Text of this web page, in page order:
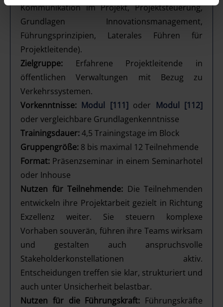
Kommunikation im Projekt, Projektsteuerung,
Grundlagen Innovationsmanagement,
Führungsprinzipien, Laterales Führen für
Projektleitende).
Zielgruppe: Erfahrene Projektleitende in
öffentlichen Verwaltungen mit Bezug zu
Verkehrssystemen.
Vorkenntnisse: Modul [111]oder Modul [112]
oder vergleichbare Grundlagenkenntnisse
Trainingsdauer:4,5 Trainingstage im Block
Gruppengröße: 8 bis maximal 12 Teilnehmende
Format: Präsenzseminar in einem Seminarhotel
oder Inhouse
Nutzen für Teilnehmende: Die Teilnehmenden
entwickeln ihre Projektarbeit gezielt in Richtung
Exzellenz weiter. Sie steuern komplexe
Vorhaben souverän, führen ihre Teams wirksam
und gestalten auch anspruchsvolle
Stakeholderkonstellationen aktiv.
Entscheidungen treffen sie klar, strukturiert und
auch unter Unsicherheit belastbar.
Nutzen für die Führungskraft: Führungskräfte